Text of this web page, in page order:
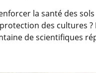
la santé des
des cultures
de scientifiques